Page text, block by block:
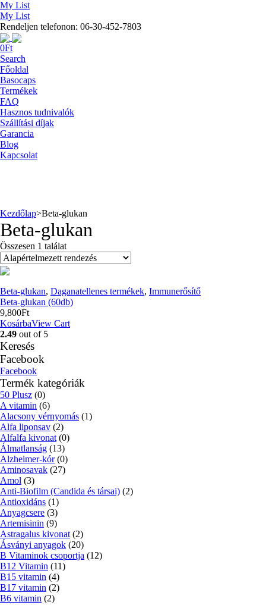
My List
My List
Rendeljen telefonon: 06-30-452-7803
0Ft
Search
Főoldal
Basocaps
Termékek
FAQ
Hasznos tudnivalók
Szállítási díjak
Garancia
Blog
Kapcsolat
Kezdőlap>Beta-glukan
Beta-glukan
Összesen 1 találat
Beta-glukan, Daganatellenes termékek, Immunerősítő
Beta-glukan (60db)
9,800Ft
KosárbaView Cart
2.49 out of 5
Keresés
Facebook
Facebook
Termék kategóriák
50 Plusz (0)
A vitamin (6)
Alacsony vérnyomás (1)
Alfa liponsav (2)
Alfalfa kivonat (0)
Álmatlanság (13)
Alzheimer-kór (0)
Aminosavak (27)
Amol (3)
Anti-Biofilm (Candida és társai) (2)
Antioxidáns (1)
Anyagcsere (3)
Artemisinin (9)
Astragalus kivonat (2)
Ásványi anyagok (20)
B Vitaminok csoportja (12)
B12 Vitamin (11)
B15 vitamin (4)
B17 vitamin (2)
B6 vitamin (2)